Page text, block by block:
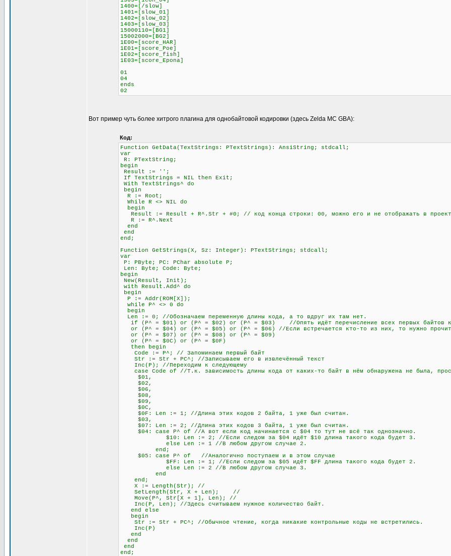
1400=[/slow]
1401=[slow_01]
1402=[slow_02]
1403=[slow_03]
15000110=[BG1]
15002000=[BG2]
1E00=[score_HAR]
1E01=[score_Poe]
1E02=[score_fish]
1E03=[score_Epona]
01
04
ends
02
Вот пример чуть более хитрого плагина для однобайтовой кодировки (здесь Zelda MC GBA):
Код:
Function GetData(TextStrings: PTextStrings): AnsiString; stdcall;
var
R: PTextString;
begin
Result := '';
If TextStrings = NIL then Exit;
With TextStrings^ do
begin
R := Root;
While R <> NIL do
begin
Result := Result + R^.Str + #0; // код конца строки: 00, можно его и не отображать в
R := R^.Next
end
end
end;
Function GetStrings(X, Sz: Integer): PTextStrings; stdcall;
var
P: PByte; PC: PChar absolute P;
Len: Byte; Code: Byte;
begin
New(Result, Init);
with Result.Add^ do
begin
P := Addr(ROM[X]);
while P^ <> 0 do
begin
Len := 0; //Обозначаем переменную длины кода, а то вдруг их там нет.
if (P^ = $01) or (P^ = $02) or (P^ = $03) //Опять идёт перечисление всех первых байтов
or (P^ = $04) or (P^ = $05) or (P^ = $06) //Если встречается кто-то из них, то нужно
or (P^ = $07) or (P^ = $08) or (P^ = $09)
or (P^ = $0C) or (P^ = $0F)
then begin
Code := P^; // Запоминаем первый байт
Str := Str + PC^; //Записываем его в извлечённый текст
Inc(P); //Переходим к следующему
case Code of //Т.к. зависимость длины кода от каких-то байт в нём обнаружена не была,
$01,
$02,
$06,
$08,
$09,
$0C,
$0F: Len := 1; //Длина этих кодов 2 байта, 1 уже был считан.
$03,
$07: Len := 2; //Длина этих кодов 3 байта, 1 уже был считан.
$04: case P^ of //А вот если код начинается с $04 то тут не всё так однозначно.
$10: Len := 2; //Если следом за $04 идёт $10 длина такого кода будет 3.
else Len := 1 //В любом другом случае 2.
end;
$05: case P^ of //Аналогично поступаем и в этом случае
$FF: Len := 1; //Если следом за $05 идёт $FF длина такого кода будет 2.
else Len := 2 //В любом другом случае 3.
end
end;
X := Length(Str); //
SetLength(Str, X + Len); //
Move(P^, Str[X + 1], Len); //
Inc(P, Len); //Здесь считываем нужное количество байт.
end else
begin
Str := Str + PC^; //Обычное чтение, когда никакие контрольные коды не встретились.
Inc(P)
end
end
end
end;